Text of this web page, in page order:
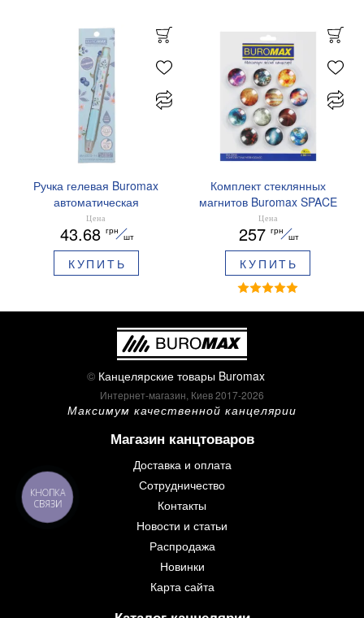
Ручка гелевая Buromax
автоматическая
ARABESKI 0.5 мм
ароматизированный грипп
синие чернила в блистере
BM.8379-02
Цена
43.68 грн
шт
КУПИТЬ
Комплект стеклянных
магнитов Buromax SPACE
12 шт 30 мм BM.0048
Цена
257 грн
шт
КУПИТЬ
© Канцелярские товары Buromax
Интернет-магазин, Киев 2017-2026
Максимум качественной канцелярии
Магазин канцтоваров
Доставка и оплата
Сотрудничество
Контакты
Новости и статьи
Распродажа
Новинки
Карта сайта
КНОПКА
СВЯЗИ